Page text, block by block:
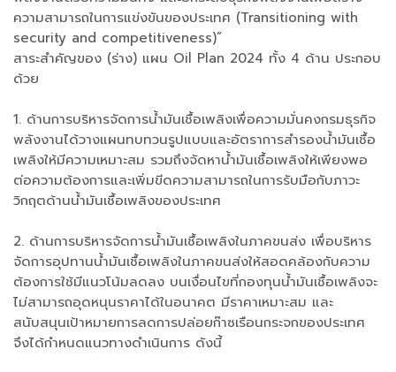
ความสามารถในการแข่งขันของประเทศ (Transitioning with
security and competitiveness)”
สาระสำคัญของ (ร่าง) แผน Oil Plan 2024 ทั้ง 4 ด้าน ประกอบ
ด้วย
1. ด้านการบริหารจัดการน้ำมันเชื้อเพลิงเพื่อความมั่นคงกรมธุรกิจ
พลังงานได้วางแผนทบทวนรูปแบบและอัตราการสำรองน้ำมันเชื้อ
เพลิงให้มีความเหมาะสม รวมถึงจัดหาน้ำมันเชื้อเพลิงให้เพียงพอ
ต่อความต้องการและเพิ่มขีดความสามารถในการรับมือกับภาวะ
วิกฤตด้านน้ำมันเชื้อเพลิงของประเทศ
2. ด้านการบริหารจัดการน้ำมันเชื้อเพลิงในภาคขนส่ง เพื่อบริหาร
จัดการอุปทานน้ำมันเชื้อเพลิงในภาคขนส่งให้สอดคล้องกับความ
ต้องการใช้มีแนวโน้มลดลง บนเงื่อนไขที่กองทุนน้ำมันเชื้อเพลิงจะ
ไม่สามารถอุดหนุนราคาได้ในอนาคต มีราคาเหมาะสม และ
สนับสนุนเป้าหมายการลดการปล่อยก๊าซเรือนกระจกของประเทศ
จึงได้กำหนดแนวทางดำเนินการ ดังนี้